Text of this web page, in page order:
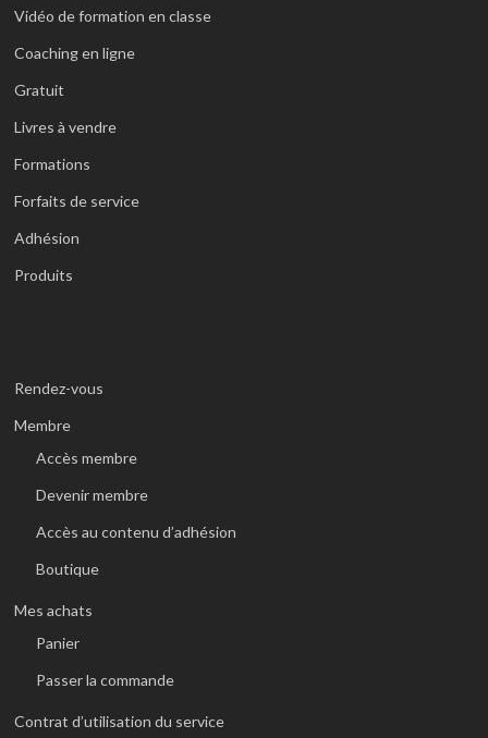
Vidéo de formation en classe
Coaching en ligne
Gratuit
Livres à vendre
Formations
Forfaits de service
Adhésion
Produits
Rendez-vous
Membre
Accès membre
Devenir membre
Accès au contenu d’adhésion
Boutique
Mes achats
Panier
Passer la commande
Contrat d’utilisation du service